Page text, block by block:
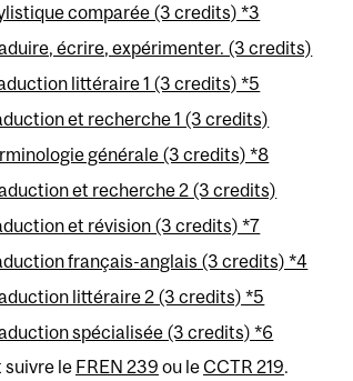
comparée (3 credits) *3
écrire, expérimenter. (3 credits)
littéraire 1 (3 credits) *5
et recherche 1 (3 credits)
générale (3 credits) *8
et recherche 2 (3 credits)
et révision (3 credits) *7
français-anglais (3 credits) *4
littéraire 2 (3 credits) *5
spécialisée (3 credits) *6
suivre le FREN 239 ou leCCTR 219.